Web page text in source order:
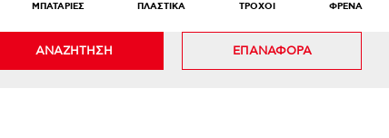
ΜΠΑΤΑΡΙΕΣ ΠΛΑΣΤΙΚΑ ΤΡΟΧΟΙ ΦΡΕΝΑ
ΑΝΑΖΗΤΗΣΗ ΕΠΑΝΑΦΟΡΑ